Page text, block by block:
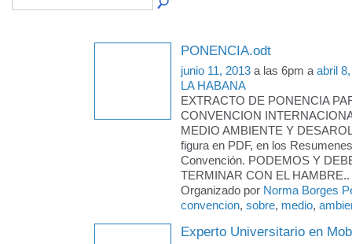
PONENCIA.odt
junio 11, 2013 a las 6pm a abril
LA HABANA
EXTRACTO DE PONENCIA
CONVENCION
MEDIO AMBIENTE Y
figura en PDF, en los
Convención. PODEMOS Y
TERMINAR CON EL HAMBRE..
Organizado por Norma Borges
convencion, sobre, medio,
Experto Universitario en